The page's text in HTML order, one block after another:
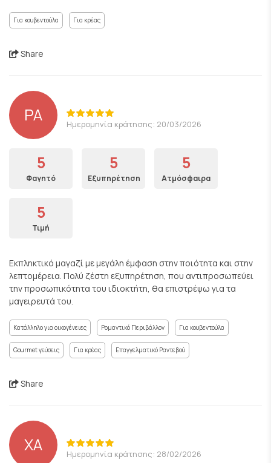
Για κουβεντούλα Για κρέας
Share
PA Ημερομηνία κράτησης: 20/03/2026
5
Φαγητό
5
Εξυπηρέτηση
5
Ατμόσφαιρα
5
Τιμή
Εκπληκτικό μαγαζί με μεγάλη έμφαση στην ποιότητα και στην
λεπτομέρεια. Πολύ ζέστη εξυπηρέτηση, που αντιπροσωπεύει
την προσωπικότητα του ιδιοκτήτη, θα επιστρέψω για τα
μαγειρευτά του.
Κατάλληλο για οικογένειες Ρομαντικό Περιβάλλον Για κουβεντούλα
Gourmet γεύσεις Για κρέας Επαγγελματικό Ραντεβού
Share
XA Ημερομηνία κράτησης: 28/02/2026